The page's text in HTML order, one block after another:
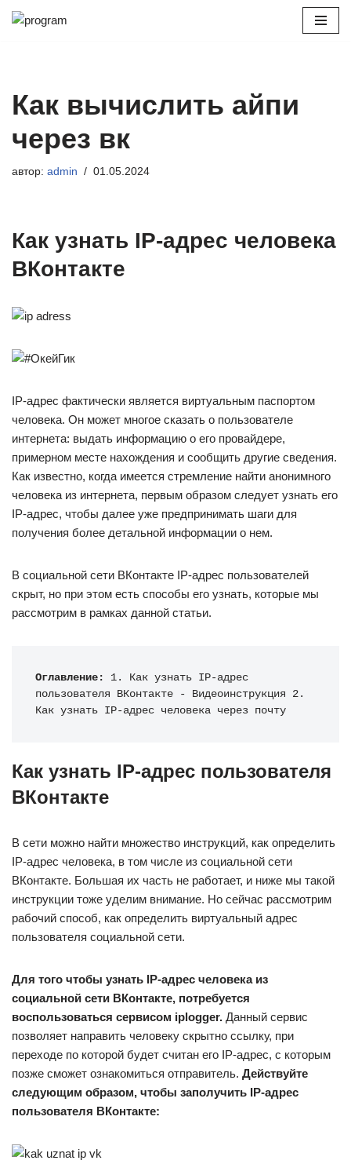
Как вычислить айпи
через вк
автор: admin 01.05.2024
Как узнать IP-адрес человека
ВКонтакте
IP-адрес фактически является виртуальным паспортом
человека. Он может многое сказать о пользователе
интернета: выдать информацию о его провайдере,
примерном месте нахождения и сообщить другие сведения.
Как известно, когда имеется стремление найти анонимного
человека из интернета, первым образом следует узнать его
IP-адрес, чтобы далее уже предпринимать шаги для
получения более детальной информации о нем.
В социальной сети ВКонтакте IP-адрес пользователей
скрыт, но при этом есть способы его узнать, которые мы
рассмотрим в рамках данной статьи.
Оглавление:
1. Как узнать IP-адрес
пользователя ВКонтакте - Видеоинструкция 2.
Как узнать IP-адрес человека через почту
Как узнать IP-адрес пользователя
ВКонтакте
В сети можно найти множество инструкций, как определить
IP-адрес человека, в том числе из социальной сети
ВКонтакте. Большая их часть не работает, и ниже мы такой
инструкции тоже уделим внимание. Но сейчас рассмотрим
рабочий способ, как определить виртуальный адрес
пользователя социальной сети.
Для того чтобы узнать IP-адрес человека из
социальной сети ВКонтакте, потребуется
воспользоваться сервисом iplogger. Данный сервис
позволяет направить человеку скрытно ссылку, при
переходе по которой будет считан его IP-адрес, с которым
позже сможет ознакомиться отправитель. Действуйте
следующим образом, чтобы заполучить IP-адрес
пользователя ВКонтакте: